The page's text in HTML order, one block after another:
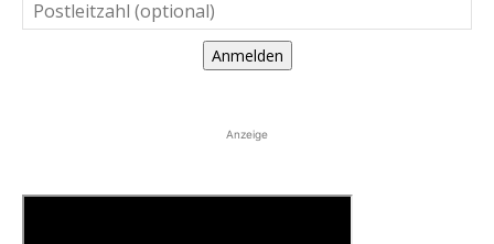
Anmelden
Anzeige